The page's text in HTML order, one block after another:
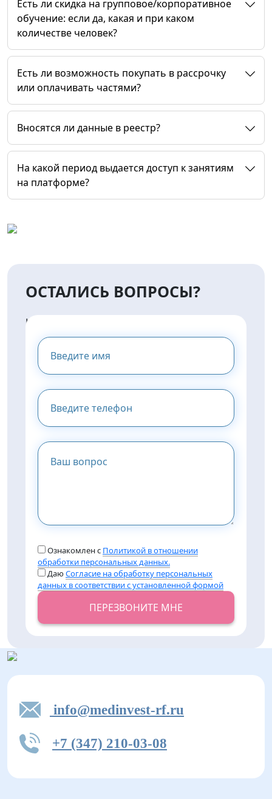
Есть ли скидка на групповое/корпоративное
обучение: если да, какая и при каком
количестве человек?
Есть ли возможность покупать в рассрочку
или оплачивать частями?
Вносятся ли данные в реестр?
На какой период выдается доступ к занятиям
на платформе?
ОСТАЛИСЬ ВОПРОСЫ?
НАПИШИТЕ НАМ И МЫ
ПРЕДОСТАВИМ ВАМ
КОНСУЛЬТАЦИЮ
Ознакомлен с Политикой в отношении
обработки персональных данных.
ДаюСогласие на обработку персональных
данных в соответствии с установленной формой
ПЕРЕЗВОНИТЕ МНЕ
info@medinvest-rf.ru
+7 (347) 210-03-08